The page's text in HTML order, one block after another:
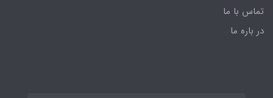
تماس با ما
در باره ما